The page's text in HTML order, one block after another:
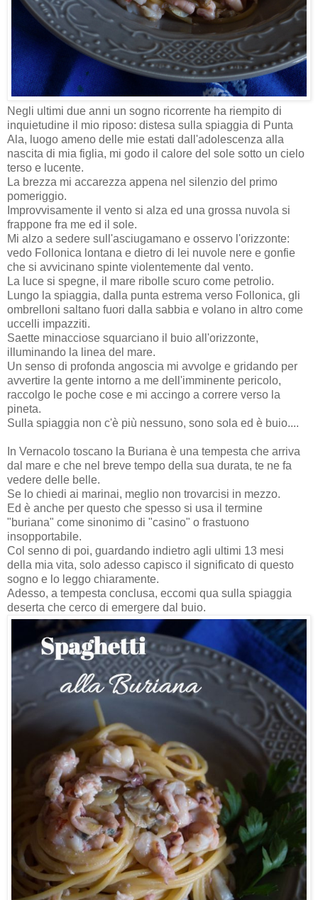
Negli ultimi due anni un sogno ricorrente ha riempito di
inquietudine il mio riposo: distesa sulla spiaggia di Punta
Ala, luogo ameno delle mie estati dall'adolescenza alla
nascita di mia figlia, mi godo il calore del sole sotto un cielo
terso e lucente.
La brezza mi accarezza appena nel silenzio del primo
pomeriggio.
Improvvisamente il vento si alza ed una grossa nuvola si
frappone fra me ed il sole.
Mi alzo a sedere sull'asciugamano e osservo l'orizzonte:
vedo Follonica lontana e dietro di lei nuvole nere e gonfie
che si avvicinano spinte violentemente dal vento.
La luce si spegne, il mare ribolle scuro come petrolio.
Lungo la spiaggia, dalla punta estrema verso Follonica, gli
ombrelloni saltano fuori dalla sabbia e volano in altro come
uccelli impazziti.
Saette minacciose squarciano il buio all'orizzonte,
illuminando la linea del mare.
Un senso di profonda angoscia mi avvolge e gridando per
avvertire la gente intorno a me dell'imminente pericolo,
raccolgo le poche cose e mi accingo a correre verso la
pineta.
Sulla spiaggia non c'è più nessuno, sono sola ed è buio....
In Vernacolo toscano la Buriana è una tempesta che arriva
dal mare e che nel breve tempo della sua durata, te ne fa
vedere delle belle.
Se lo chiedi ai marinai, meglio non trovarcisi in mezzo.
Ed è anche per questo che spesso si usa il termine
"buriana" come sinonimo di "casino" o frastuono
insopportabile.
Col senno di poi, guardando indietro agli ultimi 13 mesi
della mia vita, solo adesso capisco il significato di questo
sogno e lo leggo chiaramente.
Adesso, a tempesta conclusa, eccomi qua sulla spiaggia
deserta che cerco di emergere dal buio.